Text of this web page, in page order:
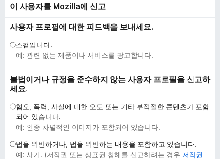
우
부
기
이 사용자를 Mozilla에 신고
사용자 프로필에 대한 피드백을 보내세요.
스팸입니다.
예: 관련 없는 제품이나 서비스를 광고합니다.
불법이거나 규정을 준수하지 않는 사용자 프로필을 신고하
세요.
혐오, 폭력, 사실에 대한 오도 또는 기타 부적절한 콘텐츠가 포함
되어 있습니다.
예: 인종 차별적인 이미지가 포함되어 있습니다.
법을 위반하거나, 법을 위반하는 내용을 포함하고 있습니다.
예: 사기. (저작권 또는 상표권 침해를 신고하려는 경우 저작권